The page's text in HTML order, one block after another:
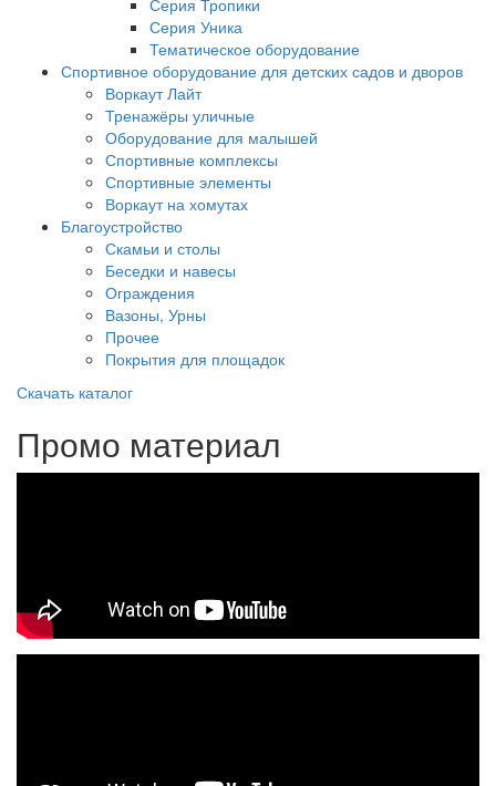
Серия Уника
Тематическое оборудование
Спортивное оборудование для детских садов и дворов
Воркаут Лайт
Тренажёры уличные
Оборудование для малышей
Спортивные комплексы
Спортивные элементы
Воркаут на хомутах
Благоустройство
Скамьи и столы
Беседки и навесы
Ограждения
Вазоны, Урны
Прочее
Покрытия для площадок
Скачать каталог
Промо материал